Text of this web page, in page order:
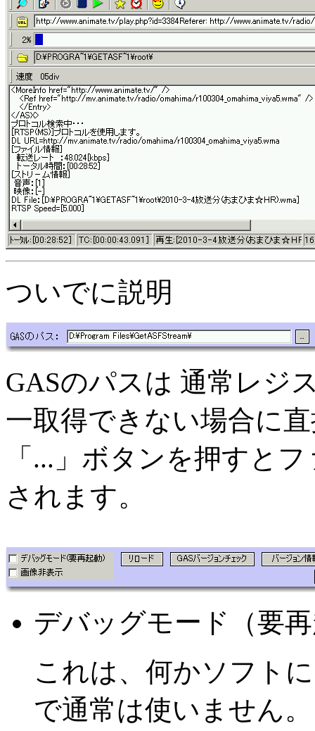
ついでに説明
GASのパスは 通常レジ
一取得できない場合に
「...」ボタンを押すと
されます。
デバッグモード（要
これは、何かソフト
で通常は使いません。